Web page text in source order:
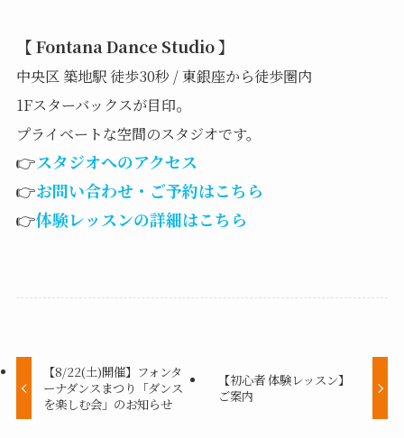
【 Fontana Dance Studio 】
中央区 築地駅 徒歩30秒 / 東銀座から徒歩圏内
1Fスターバックスが目印。
プライベートな空間のスタジオです。
👉スタジオへのアクセス
👉お問い合わせ・ご予約はこちら
👉体験レッスンの詳細はこちら
【8/22(土)開催】フォンタ
ーナダンスまつり「ダンス
を楽しむ会」のお知らせ
【初心者 体験レッスン】
ご案内